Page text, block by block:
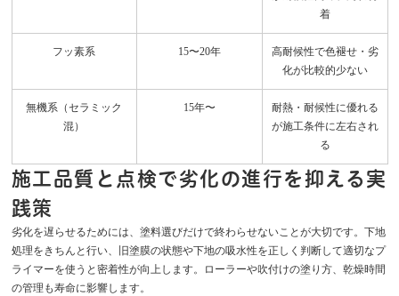
着
フッ素系 15〜20年
高耐候性で色褪せ・劣
化が比較的少ない
無機系（セラミック
混）
15年〜
耐熱・耐候性に優れる
が施工条件に左右され
る
施工品質と点検で劣化の進行を抑える実
践策
劣化を遅らせるためには、塗料選びだけで終わらせないことが大切です。下地
処理をきちんと行い、旧塗膜の状態や下地の吸水性を正しく判断して適切なプ
ライマーを使うと密着性が向上します。ローラーや吹付けの塗り方、乾燥時間
の管理も寿命に影響します。